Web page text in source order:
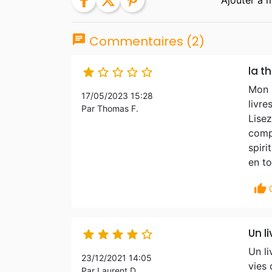
chat Commentaires (2)
    
17/05/2023 15:28
Par Thomas F.
la
Mon
en
thumb_up
    
23/12/2021 14:05
Un
Un
vies